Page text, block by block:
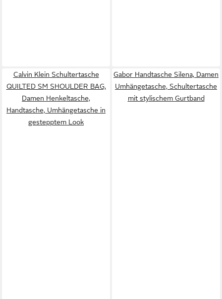
Calvin Klein Schultertasche
QUILTED SM SHOULDER BAG,
Damen Henkeltasche,
Handtasche, Umhängetasche in
gestepptem Look
Gabor Handtasche Silena, Damen
Umhängetasche, Schultertasche
mit stylischem Gurtband